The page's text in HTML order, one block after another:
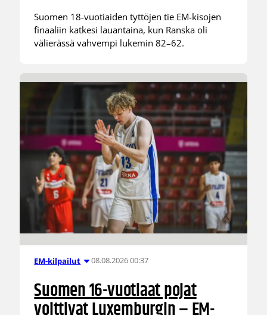
Suomen 18-vuotiaiden tyttöjen tie EM-kisojen
finaaliin katkesi lauantaina, kun Ranska oli
välierässä vahvempi lukemin 82–62.
EM-kilpailut 08.08.2026 00:37
Suomen 16-vuotiaat pojat